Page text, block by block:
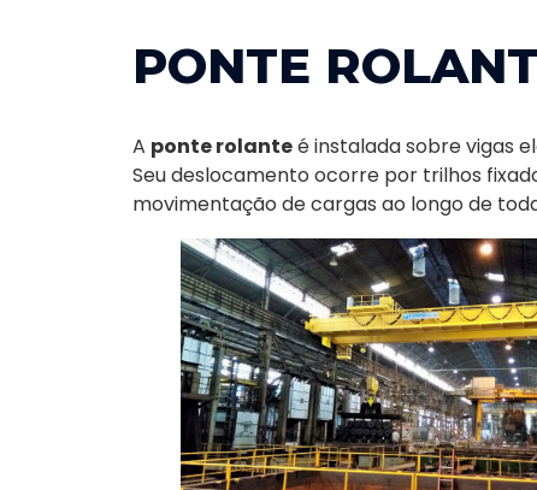
PONTE
A ponte rolanteé instalada sobre vigas
Seu deslocamento ocorre por trilhos
movimentação de cargas ao longo de